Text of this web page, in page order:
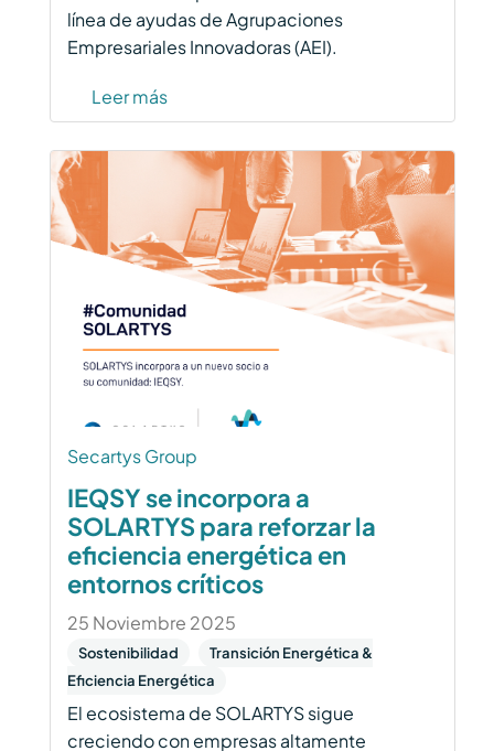
línea de ayudas de Agrupaciones
Empresariales Innovadoras (AEI).
Leer más
Secartys Group
IEQSY se incorpora a
SOLARTYS para reforzar la
eficiencia energética en
entornos críticos
25 Noviembre 2025
Sostenibilidad
Transición Energética &
Eficiencia Energética
El ecosistema de SOLARTYS sigue
creciendo con empresas altamente